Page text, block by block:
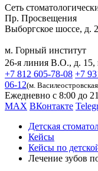
Сеть
Пр. Просвещения
Выборгское шоссе, д.
м. Горный институт
26-я линия В.О., д.
+7 812 605-78-08 +7
06-12(м.
Ежедневно с 8:00 до
MAX ВКонтакте
Детская
Кейсы
Кейсы по
Лечение зубов